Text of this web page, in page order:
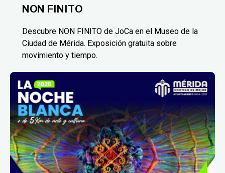
NON FINITO
Descubre NON FINITO de JoCa en el Museo de la
Ciudad de Mérida. Exposición gratuita sobre
movimiento y tiempo.